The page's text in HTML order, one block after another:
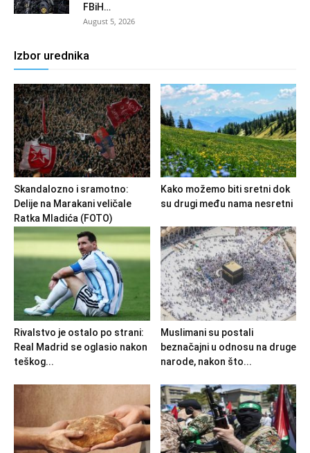
FBiH…
August 5, 2026
Izbor urednika
Skandalozno i sramotno:
Delije na Marakani veličale
Ratka Mladića (FOTO)
Kako možemo biti sretni dok
su drugi među nama nesretni
Rivalstvo je ostalo po strani:
Real Madrid se oglasio nakon
teškog...
Muslimani su postali
beznačajni u odnosu na druge
narode, nakon što...